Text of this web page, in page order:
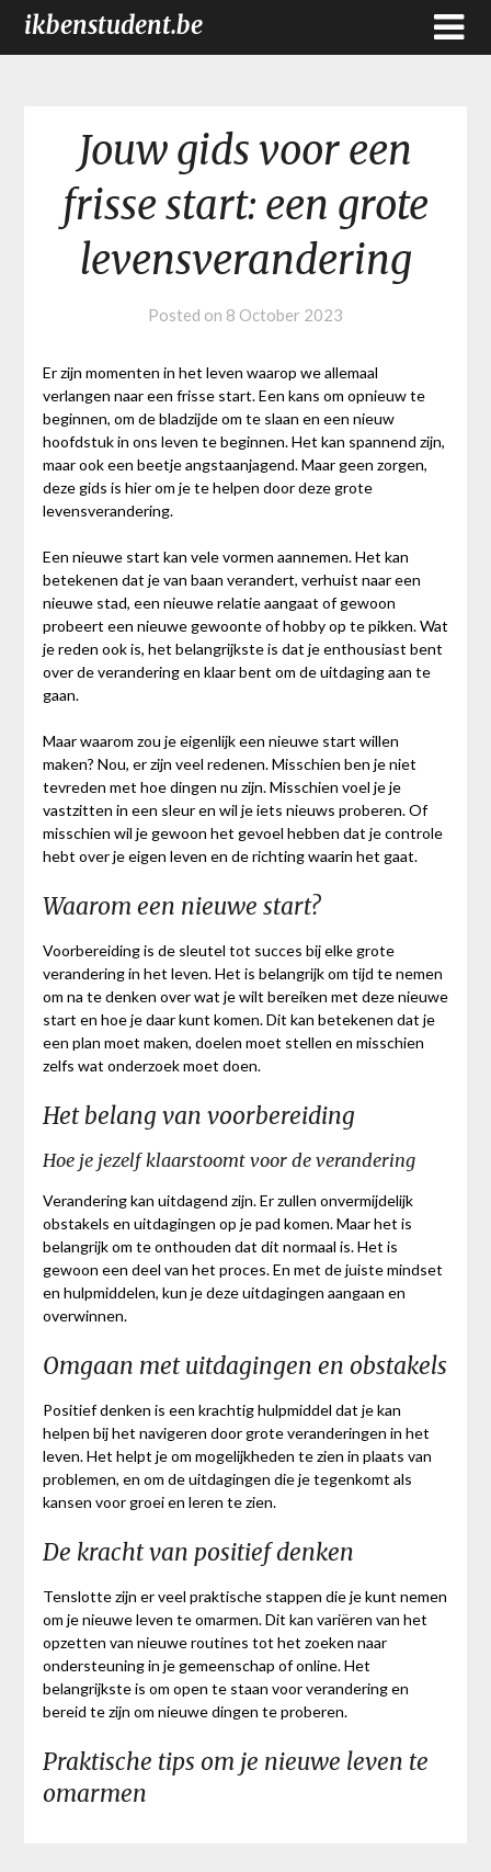
ikbenstudent.be
Jouw gids voor een
frisse start: een grote
levensverandering
Posted on 8 October 2023
Er zijn momenten in het leven waarop we allemaal
verlangen naar een frisse start. Een kans om opnieuw te
beginnen, om de bladzijde om te slaan en een nieuw
hoofdstuk in ons leven te beginnen. Het kan spannend zijn,
maar ook een beetje angstaanjagend. Maar geen zorgen,
deze gids is hier om je te helpen door deze grote
levensverandering.
Een nieuwe start kan vele vormen aannemen. Het kan
betekenen dat je van baan verandert, verhuist naar een
nieuwe stad, een nieuwe relatie aangaat of gewoon
probeert een nieuwe gewoonte of hobby op te pikken. Wat
je reden ook is, het belangrijkste is dat je enthousiast bent
over de verandering en klaar bent om de uitdaging aan te
gaan.
Maar waarom zou je eigenlijk een nieuwe start willen
maken? Nou, er zijn veel redenen. Misschien ben je niet
tevreden met hoe dingen nu zijn. Misschien voel je je
vastzitten in een sleur en wil je iets nieuws proberen. Of
misschien wil je gewoon het gevoel hebben dat je controle
hebt over je eigen leven en de richting waarin het gaat.
Waarom een nieuwe start?
Voorbereiding is de sleutel tot succes bij elke grote
verandering in het leven. Het is belangrijk om tijd te nemen
om na te denken over wat je wilt bereiken met deze nieuwe
start en hoe je daar kunt komen. Dit kan betekenen dat je
een plan moet maken, doelen moet stellen en misschien
zelfs wat onderzoek moet doen.
Het belang van voorbereiding
Hoe je jezelf klaarstoomt voor de verandering
Verandering kan uitdagend zijn. Er zullen onvermijdelijk
obstakels en uitdagingen op je pad komen. Maar het is
belangrijk om te onthouden dat dit normaal is. Het is
gewoon een deel van het proces. En met de juiste mindset
en hulpmiddelen, kun je deze uitdagingen aangaan en
overwinnen.
Omgaan met uitdagingen en obstakels
Positief denken is een krachtig hulpmiddel dat je kan
helpen bij het navigeren door grote veranderingen in het
leven. Het helpt je om mogelijkheden te zien in plaats van
problemen, en om de uitdagingen die je tegenkomt als
kansen voor groei en leren te zien.
De kracht van positief denken
Tenslotte zijn er veel praktische stappen die je kunt nemen
om je nieuwe leven te omarmen. Dit kan variëren van het
opzetten van nieuwe routines tot het zoeken naar
ondersteuning in je gemeenschap of online. Het
belangrijkste is om open te staan voor verandering en
bereid te zijn om nieuwe dingen te proberen.
Praktische tips om je nieuwe leven te
omarmen